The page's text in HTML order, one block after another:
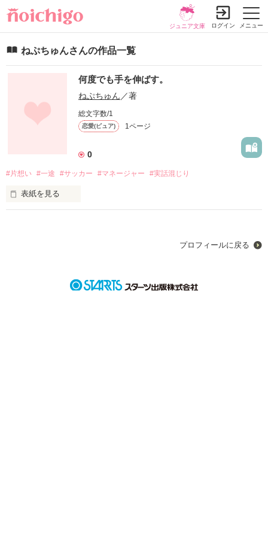
メニュー
ジュニア文庫 ログイン
ねぷちゅんさんの作品一覧
何度でも手を伸ばす。
ねぷちゅん ／著
総文字数/1
恋愛(ピュア) 1ページ
0
#片想い #一途 #サッカー #マネージャー #実話混じり
表紙を見る
プロフィールに戻る